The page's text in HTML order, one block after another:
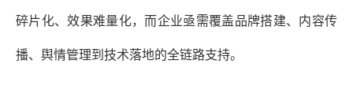
碎片化、效果难量化，而企业亟需覆盖品牌搭建、内容传
播、舆情管理到技术落地的全链路支持。